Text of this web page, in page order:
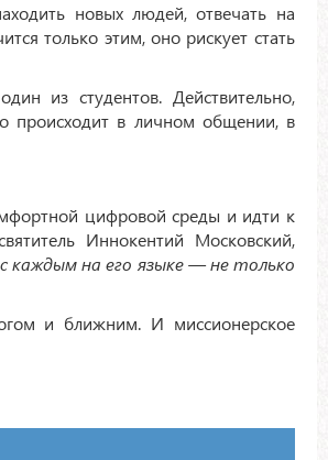
новых людей, отвечать на
только этим, оно рискует стать
из студентов. Действительно,
происходит в личном общении, в
цифровой среды и идти к
Иннокентий Московский,
каждым на его языке — не только
и ближним. И миссионерское